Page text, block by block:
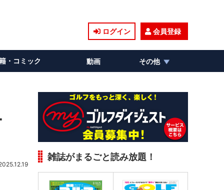
ログイン 会員登録
・コミック 動画 その他
雑誌がまるごと読み放題！